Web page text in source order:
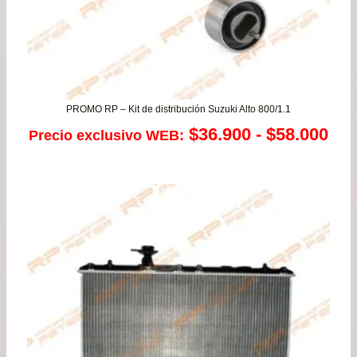
PROMO RP – Kit de distribución Suzuki Alto 800/1.1
Precio exclusivo WEB: $36.900 - $58.000